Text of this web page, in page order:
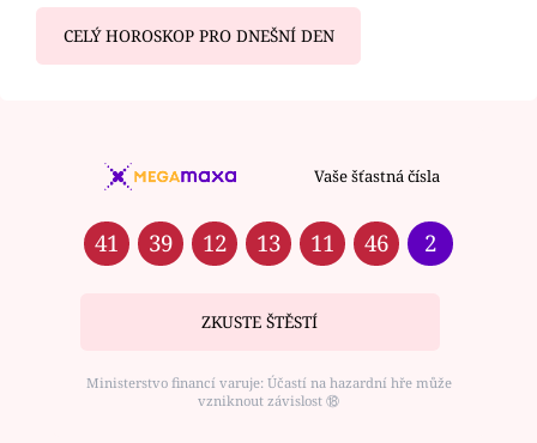
CELÝ HOROSKOP PRO DNEŠNÍ DEN
Vaše šťastná čísla
41 39 12 13 11 46 2
ZKUSTE ŠTĚSTÍ
Ministerstvo financí varuje: Účastí na hazardní hře může
vzniknout závislost ⑱